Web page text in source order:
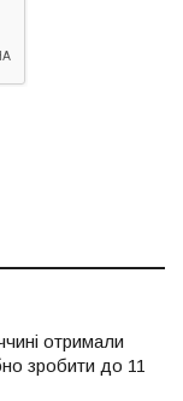
отримали
зробити до 11